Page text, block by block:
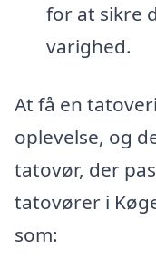
for at sikre
varighed.
At få en
oplevelse, og
tatovør, der
tatovører i
som: